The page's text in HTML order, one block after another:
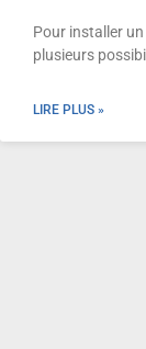
Pour installer
plusieurs
LIRE PLUS »